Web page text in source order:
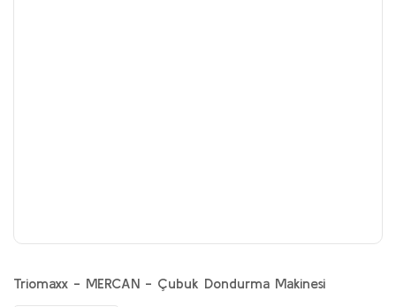
Triomaxx - MERCAN - Çubuk Dondurma Makinesi